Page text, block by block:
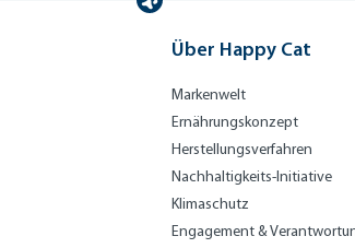
Über Happy Cat
Markenwelt
Ernährungskonzept
Herstellungsverfahren
Nachhaltigkeits-Initiative
Klimaschutz
Engagement &